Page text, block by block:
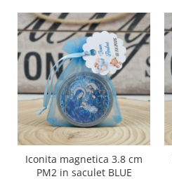
Iconita magnetica 3.8 cm
PM2 in saculet BLUE